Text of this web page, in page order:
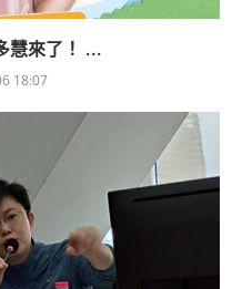
慧來了！ ...
18:07